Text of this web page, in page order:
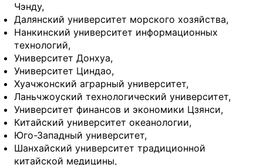
Чэнду,
Далянский университет морского хозяйства,
Нанкинский университет информационных
технологий,
Университет Донхуа,
Университет Циндао,
Хуачжонский аграрный университет,
Ланьчжоуский технологический университет,
Университет финансов и экономики Цзянси,
Китайский университет океанологии,
Юго-Западный университет,
Шанхайский университет традиционной
китайской медицины,